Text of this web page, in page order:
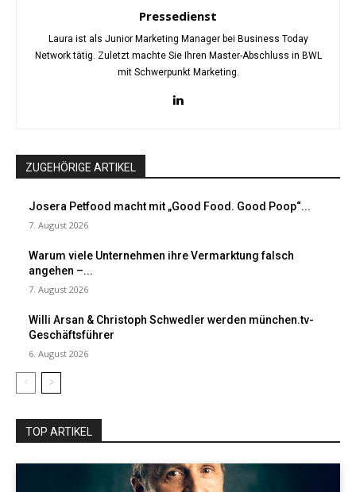
Pressedienst
Laura ist als Junior Marketing Manager bei Business Today
Network tätig. Zuletzt machte Sie Ihren Master-Abschluss in BWL
mit Schwerpunkt Marketing.
ZUGEHÖRIGE ARTIKEL
Josera Petfood macht mit „Good Food. Good Poop“...
7. August 2026
Warum viele Unternehmen ihre Vermarktung falsch
angehen –...
7. August 2026
Willi Arsan & Christoph Schwedler werden münchen.tv-
Geschäftsführer
6. August 2026
TOP ARTIKEL